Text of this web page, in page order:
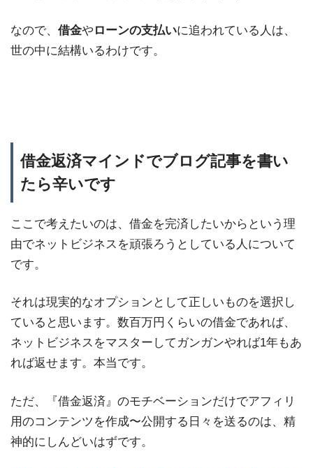
なので、 借金やローンの支払いに追われている人は、
世の中に結構いるわけです。
借金返済マインドでブログ記事を書い
たら辛いです
ここで考えたいのは、借金を完済したいからという理
由でネットビジネスを頑張ろうとしている人について
です。
それは現実的なオプションとして正しいものを選択し
ていると思います。数百万円くらいの借金であれば、
ネットビジネスをマスターしてガンガンやれば1年もあ
れば返せます。本当です。
ただ、『借金返済』のモチベーションだけでアフィリ
用のコンテンツを作成〜公開する日々を送るのは、精
神的にしんどいはずです。